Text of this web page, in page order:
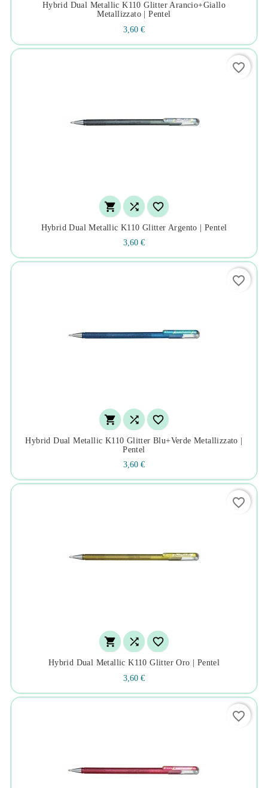
Hybrid Dual Metallic K110 Glitter Arancio+giallo
Metallizzato | Pentel
3,60 €
  
Hybrid Dual Metallic K110 Glitter Argento | Pentel
3,60 €
favorite_border
  
Hybrid Dual Metallic K110 Glitter Blu+verde Metallizzato |
Pentel
3,60 €
favorite_border
  
Hybrid Dual Metallic K110 Glitter Oro | Pentel
3,60 €
favorite_border
favorite_border